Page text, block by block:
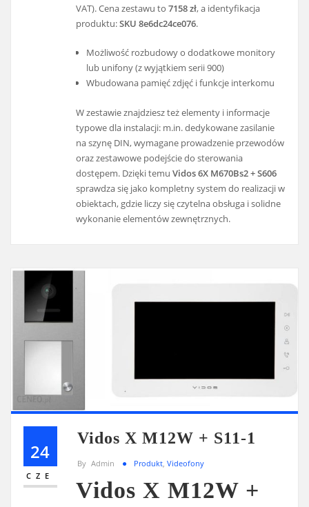
VAT). Cena zestawu to7158 zł, a identyfikacja
produktu:SKU 8e6dc24ce076.
Możliwość rozbudowy o dodatkowe monitory
lub unifony (z wyjątkiem serii 900)
Wbudowana pamięć zdjęć i funkcje interkomu
W zestawie znajdziesz też elementy i informacje
typowe dla instalacji: m.in. dedykowane zasilanie
na szynę DIN, wymagane prowadzenie przewodów
oraz zestawowe podejście do sterowania
dostępem. Dzięki temuVidos 6X M670Bs2 + S606
sprawdza się jako kompletny system do realizacji w
obiektach, gdzie liczy się czytelna obsługa i solidne
wykonanie elementów zewnętrznych.
24
CZE
Vidos X M12W + S11-1
By Admin Produkt, Videofony
Vidos X M12W +